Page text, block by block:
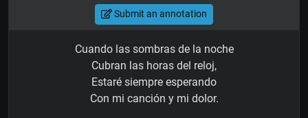
Submit an annotation
Cuando las sombras de la noche
Cubran las horas del reloj,
Estaré siempre esperando
Con mi canción y mi dolor.